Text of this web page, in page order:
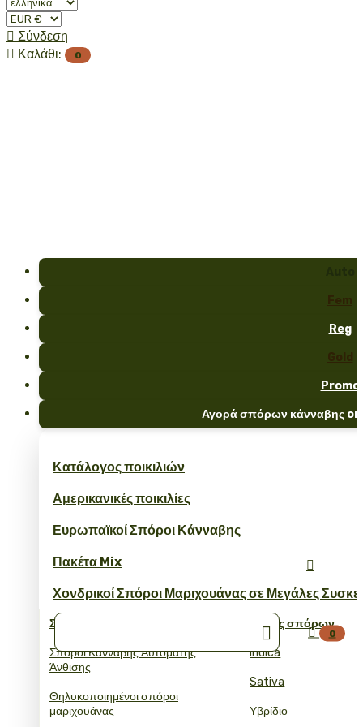
 Σύνδεση
 Καλάθι: 0
Fem
Reg
Gold
Promo
Αγορά σπόρων κάνναβης
Κατάλογος ποικιλιών
Αμερικανικές ποικιλίες
Ευρωπαϊκοί Σπόροι Κάνναβης
Πακέτα Mix
Χονδρικοί Σπόροι Μαριχουάνας σε Μεγάλες
Συλλογές
Σπόροι Κάνναβης Αυτόματης
Άνθισης
Θηλυκοποιημένοι σπόροι
μαριχουάνας
Τύπος σπόρων
Indica
Sativa
Υβρίδιο


 0